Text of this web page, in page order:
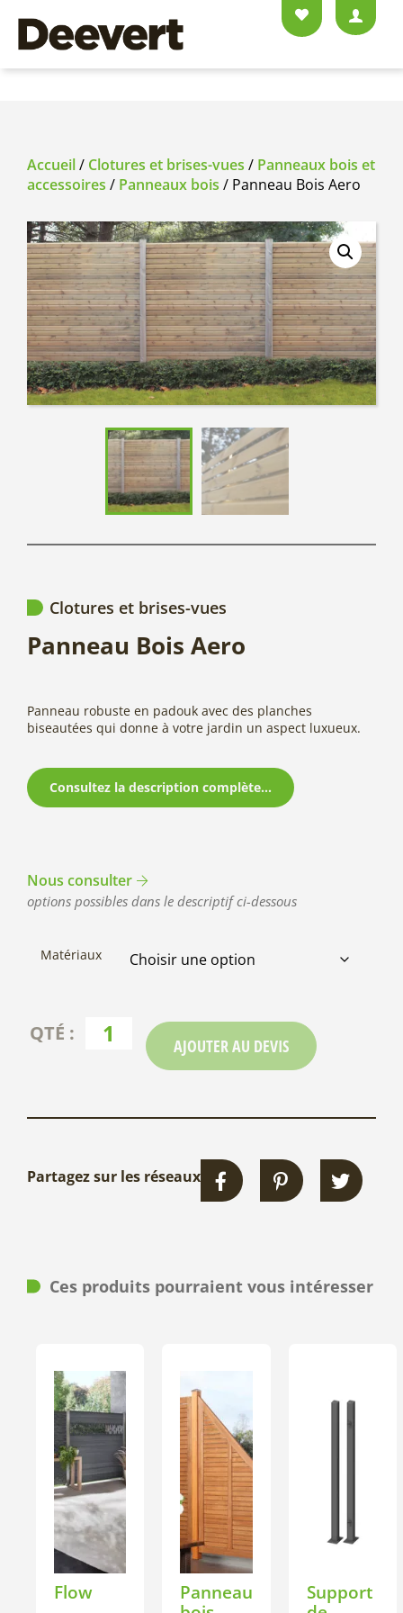
Accueil/ Clotures et brises-vues / Panneaux bois et
accessoires / Panneaux bois / Panneau Bois Aero
Clotures et brises-vues
Panneau Bois Aero
Panneau robuste en padouk avec des planches
biseautées qui donne à votre jardin un aspect luxueux.
Consultez la description complète...
Nous consulter
options possibles dans le descriptif ci-dessous
Matériaux
AJOUTER AU DEVIS
Partagez sur les réseaux
Ces produits pourraient vous intéresser
Flow
Panneau
Support